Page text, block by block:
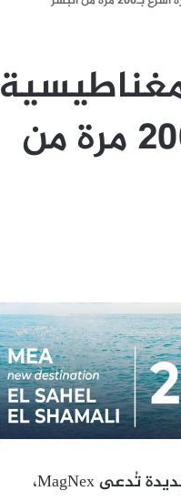
بديلة للمعادن النادرة أسرع بـ200 مرة من
تمكّن باحثون في شركة Materials Nexus من ابتكار سبيكة مغناطيسية جديدة تُدعى MagNex،